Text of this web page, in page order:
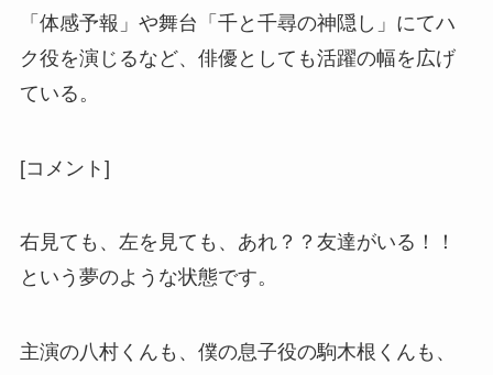
「体感予報」や舞台「千と千尋の神隠し」にてハ
ク役を演じるなど、俳優としても活躍の幅を広げ
ている。
[コメント]
右見ても、左を見ても、あれ？？友達がいる！！
という夢のような状態です。
主演の八村くんも、僕の息子役の駒木根くんも、